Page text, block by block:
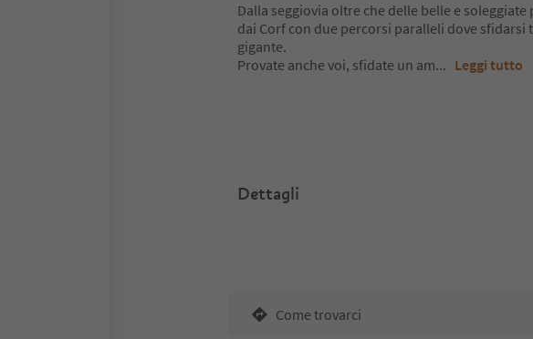
Dalla seggiovia oltre che delle belle e
dai Corf con due percorsi paralleli dove sfidarsi
gigante.
Provate anche voi, sfidate un am... Leggi tutto
Dettagli
Come trovarci